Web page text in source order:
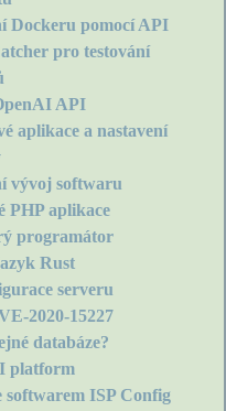
Dockeru pomocí API
pro testování
API
aplikace a nastavení
vývoj softwaru
PHP aplikace
programátor
Rust
serveru
2020-15227
databáze?
platform
softwarem ISP Config